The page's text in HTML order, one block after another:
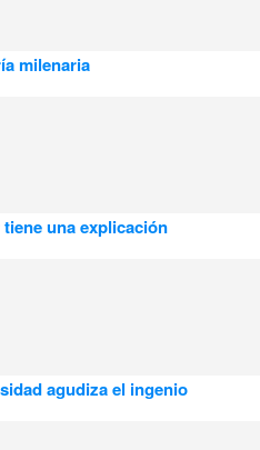
milenaria
tiene una explicación
agudiza el ingenio